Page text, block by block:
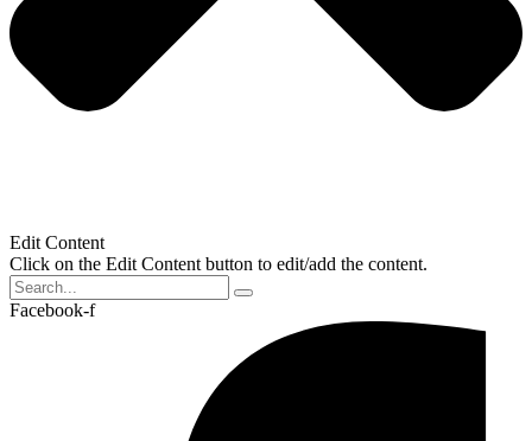
Edit Content
Click on the Edit Content button to edit/add the content.
Facebook-f